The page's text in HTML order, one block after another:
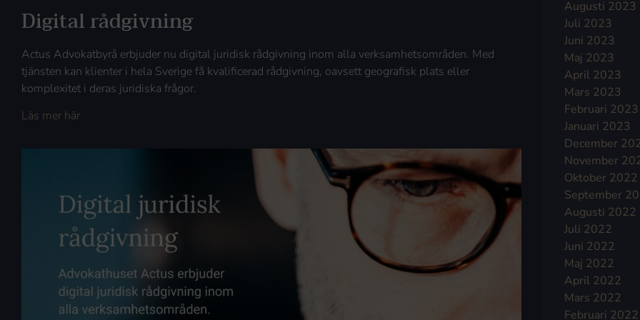
Digital rådgivning
Actus Advokatbyrå erbjuder nu digital juridisk rådgivning inom alla verksamhetsområden. Med
tjänsten kan klienter i hela Sverige få kvalificerad rådgivning, oavsett geografisk plats eller
komplexitet i deras juridiska frågor.
Läs mer här
Augusti 2023
Juli 2023
Juni 2023
Maj 2023
April 2023
Mars 2023
Februari 2023
Januari 2023
December
November
Oktober 2022
September
Augusti 2022
Juli 2022
Juni 2022
Maj 2022
April 2022
Mars 2022
Februari 2022